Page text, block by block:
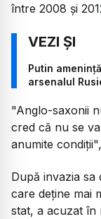
între 2008 şi
Putin
arsenalul
"Anglo-saxonii
cred că nu se
anumite
După invazia sa
care deţine mai
stat, a acuzat în